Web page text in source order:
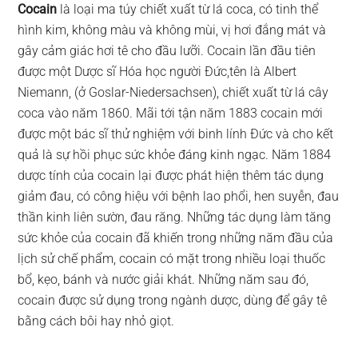
Cocain là loại ma túy chiết xuất từ lá coca, có tinh thể
hình kim, không màu và không mùi, vị hơi đắng mát và
gây cảm giác hơi tê cho đầu lưỡi. Cocain lần đầu tiên
được một Dược sĩ Hóa học người Đức,tên là Albert
Niemann, (ở Goslar-Niedersachsen), chiết xuất từ lá cây
coca vào năm 1860. Mãi tới tận năm 1883 cocain mới
được một bác sĩ thử nghiệm với binh lính Đức và cho kết
quả là sự hồi phục sức khỏe đáng kinh ngạc. Năm 1884
dược tính của cocain lại được phát hiện thêm tác dụng
giảm đau, có công hiệu với bệnh lao phổi, hen suyễn, đau
thần kinh liên sườn, đau răng. Những tác dụng làm tăng
sức khỏe của cocain đã khiến trong những năm đầu của
lịch sử chế phẩm, cocain có mặt trong nhiều loại thuốc
bổ, kẹo, bánh và nước giải khát. Những năm sau đó,
cocain được sử dụng trong ngành dược, dùng để gây tê
bằng cách bôi hay nhỏ giọt.